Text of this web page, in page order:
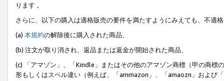
ります 。
さらに、以下の購入は適格販売の要件を満たすようにみえても、不適
(a) 本規約の解除後に購入された商品、
(b) 注文が取り消され、返品または返金が開始された商品、
(c) 「アマゾン」、「Kindle」またはその他のアマゾン商標（甲の商
形もしくはスペル違い（例えば、「ammazon」、「amaozn」および